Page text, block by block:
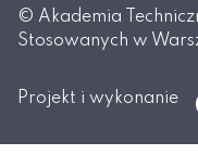
© Akademia
Stosowanych w
Projekt i wykonanie